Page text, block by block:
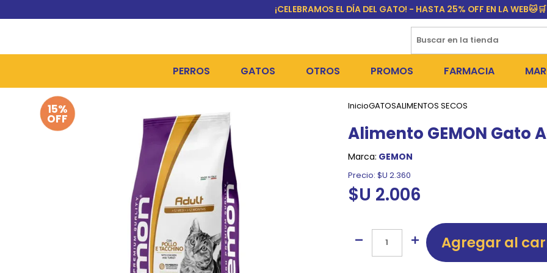
¡CELEBRAMOS EL DÍA DEL GATO! - HASTA 25% OFF EN LA WEB🐱🛒
PERROS
ALIMENTOS SECOS
ALIMENTOS HÚMEDOS Y SNACKS
HIGIENE, PELUQUERÍA Y COSMÉTICA
CAMAS Y CASETAS
BOLSOS Y TRANSPORTADORAS
BOLSAS PARA MATERIA
COLLARES, ARNESES Y CORREAS
GATOS
ALIMENTOS HÚMEDOS Y SNACKS
OTROS PROMOS
PERROS
OUTLET
FARMACIA
PULGUICIDAS Y
15%
OFF
InicioGATOSALIMENTOS SECOS
Alimento GEMON Gato
Marca: GEMON
Precio: $U 2.360
$U 2.006
Agregar al